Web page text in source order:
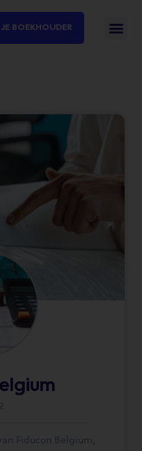
BOEKHOUDER
Fiducon Belgium,